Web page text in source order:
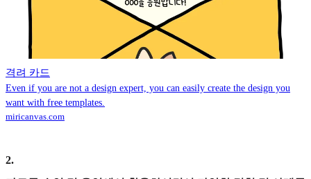
격려 카드
Even if you are not a design expert, you can easily create the design you
want with free templates.
miricanvas.com
2.